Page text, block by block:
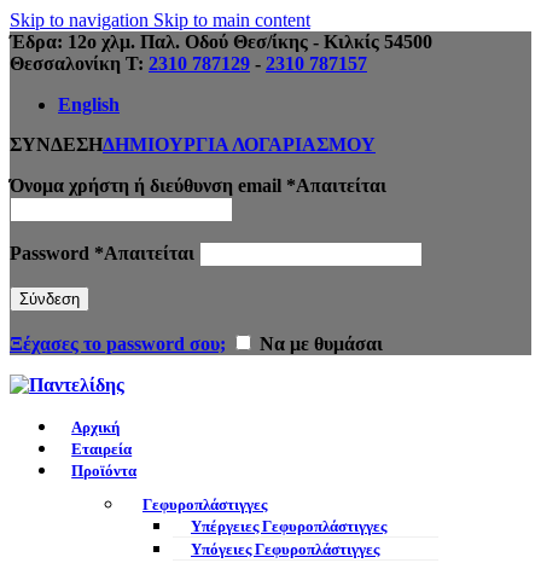
Skip to navigation Skip to main content
Έδρα: 12ο χλμ. Παλ. Οδού Θεσ/ίκης - Κιλκίς 54500
Θεσσαλονίκη Τ: 2310 787129 - 2310 787157
English
ΣΥΝΔΕΣΗΔΗΜΙΟΥΡΓΙΑ ΛΟΓΑΡΙΑΣΜΟΥ
Όνομα χρήστη ή διεύθυνση email *Απαιτείται
Password *Απαιτείται
Σύνδεση
Ξέχασες το password σου; Να με θυμάσαι
Αρχική
Εταιρεία
Προϊόντα
Γεφυροπλάστιγγες
Υπέργειες Γεφυροπλάστιγγες
Υπόγειες Γεφυροπλάστιγγες